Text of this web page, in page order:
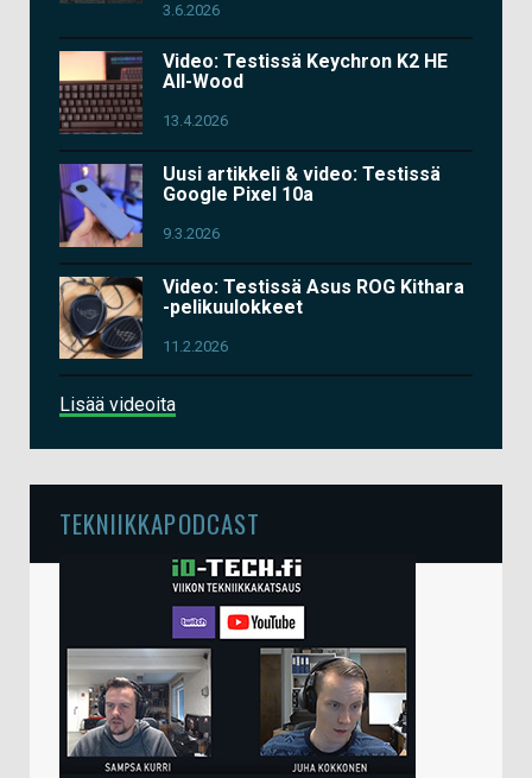
3.6.2026
Video: Testissä Keychron K2 HE
All-Wood
13.4.2026
Uusi artikkeli & video: Testissä
Google Pixel 10a
9.3.2026
Video: Testissä Asus ROG Kithara
-pelikuulokkeet
11.2.2026
Lisää videoita
TEKNIIKKAPODCAST